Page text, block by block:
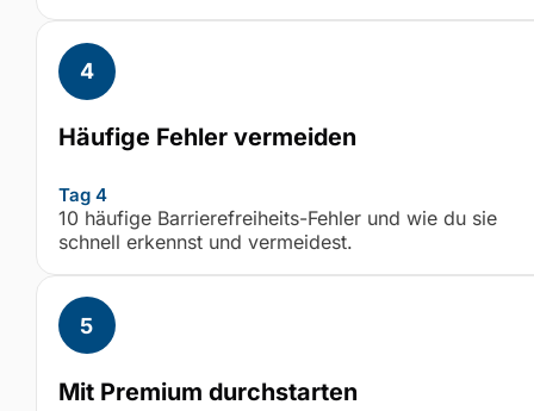
Häufige Fehler vermeiden
Tag 4
10 häufige Barrierefreiheits-Fehler und wie du sie
schnell erkennst und vermeidest.
Mit Premium durchstarten